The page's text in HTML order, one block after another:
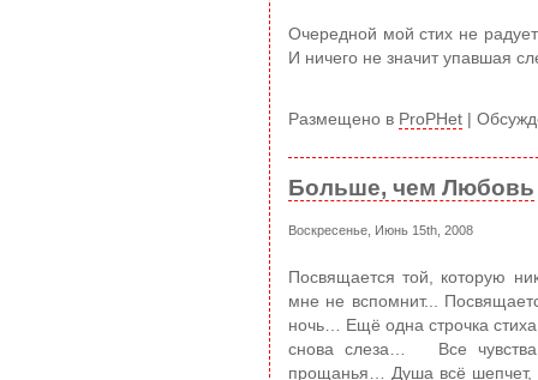
Очередной мой стих не
И ничего не значит упавшая
Размещено в ProPHet
Больше, чем Любовь
Воскресенье, Июнь 15th, 2008
Посвящается той, которую
мне не вспомнит...
ночь… Ещё одна строчка
снова слеза… Все
прощанья… Душа всё шепчет,